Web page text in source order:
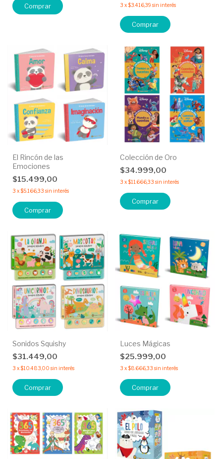
Comprar 3 x$3.416,39 sin interés
Comprar
El Rincón de las
Emociones
$15.499,00
3 x$5.166,33 sin interés
Comprar
Colección de Oro
$34.999,00
3 x$11.666,33 sin interés
Comprar
Sonidos Squishy
$31.449,00
3 x$10.483,00 sin interés
Comprar
Luces Mágicas
$25.999,00
3 x$8.666,33 sin interés
Comprar